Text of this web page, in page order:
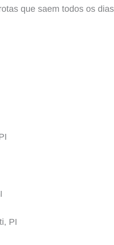
que saem todos os
PI